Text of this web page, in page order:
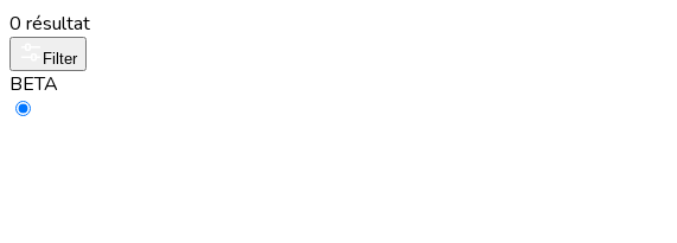
0 résultat
Filter
BETA